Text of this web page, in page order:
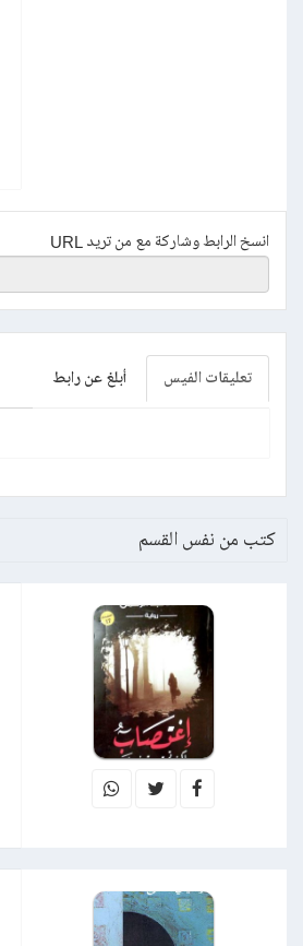
انسخ الرابط وشاركة مع من تريد URL
تعليقات الفيس أبلغ عن رابط
كتب من نفس القسم